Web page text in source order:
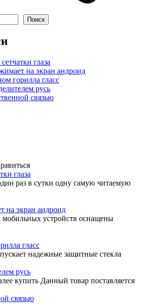
Поиск
глаза
на экран андроид
горилла гласс
русь
связью
глаза
раз в сутки одну самую читаемую
на экран андроид
устройств оснащены
гласс
надежные защитные стекла
русь
купить Данный товар поставляется
связью